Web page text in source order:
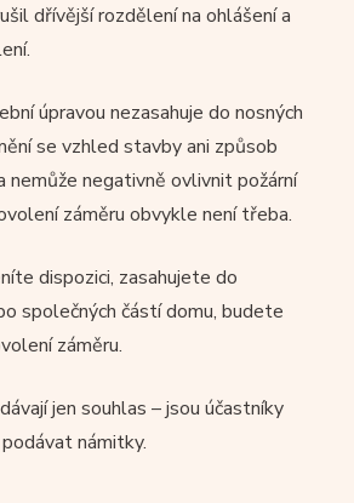
dřívější rozdělení na ohlášení a
úpravou nezasahuje do nosných
se vzhled stavby ani způsob
nemůže negativně ovlivnit požární
záměru obvykle není třeba.
dispozici, zasahujete do
společných částí domu, budete
záměru.
jen souhlas – jsou účastníky
námitky.